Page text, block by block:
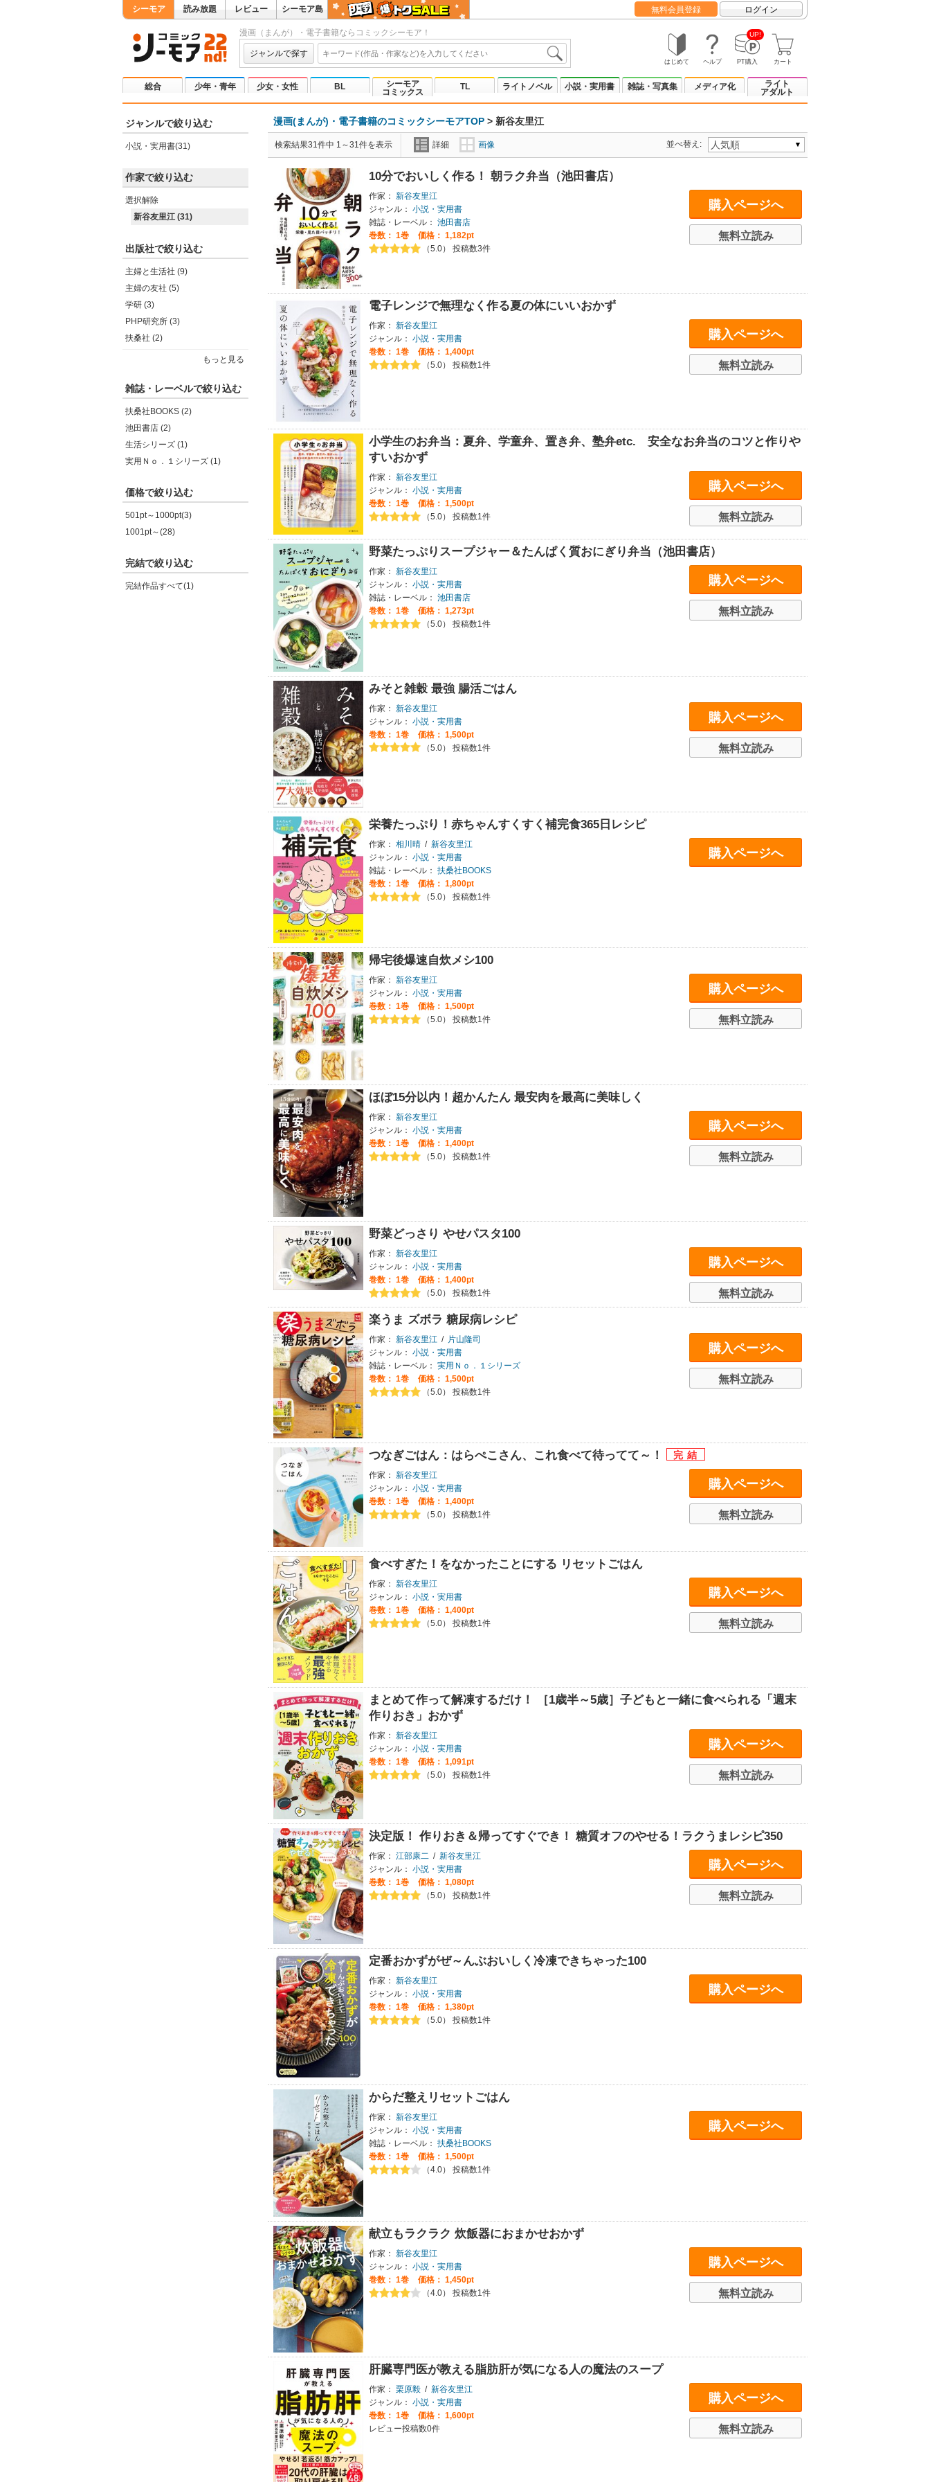
シーモア 読み放題 レビュー シーモア島 無料会員登録 ログイン
漫画（まんが）・電子書籍ならコミックシーモア！
ジャンルで探す
はじめて ヘルプ
UP!
PT購入 カート
総合 少年・青年 少女・女性 BL
シーモア
コミックス
TL ライトノベル 小説・実用書 雑誌・写真集 メディア化
ライト
アダルト
ジャンルで絞り込む
小説・実用書(31)
作家で絞り込む
選択解除
新谷友里江 (31)
出版社で絞り込む
主婦と生活社 (9)
主婦の友社 (5)
学研 (3)
PHP研究所 (3)
扶桑社 (2)
もっと見る
雑誌・レーベルで絞り込む
扶桑社BOOKS (2)
池田書店 (2)
生活シリーズ (1)
実用Ｎｏ．１シリーズ (1)
価格で絞り込む
501pt～1000pt(3)
1001pt～(28)
完結で絞り込む
完結作品すべて(1)
漫画(まんが)・電子書籍のコミックシーモアTOP > 新谷友里江
検索結果31件中 1～31件を表示 詳細 画像 並べ替え:
10分でおいしく作る！ 朝ラク弁当（池田書店）
作家： 新谷友里江
ジャンル： 小説・実用書
雑誌・レーベル： 池田書店
巻数： 1巻
価格： 1,182pt
（5.0） 投稿数3件
購入ページへ
無料立読み
電子レンジで無理なく作る夏の体にいいおかず
作家： 新谷友里江
ジャンル： 小説・実用書
巻数： 1巻
価格： 1,400pt
（5.0） 投稿数1件
購入ページへ
無料立読み
小学生のお弁当：夏弁、学童弁、置き弁、塾弁etc. 安全なお弁当のコツと作りや
すいおかず
作家： 新谷友里江
ジャンル： 小説・実用書
巻数： 1巻
価格： 1,500pt
（5.0） 投稿数1件
購入ページへ
無料立読み
野菜たっぷりスープジャー＆たんぱく質おにぎり弁当（池田書店）
作家： 新谷友里江
ジャンル： 小説・実用書
雑誌・レーベル： 池田書店
巻数： 1巻
価格： 1,273pt
（5.0） 投稿数1件
購入ページへ
無料立読み
みそと雑穀 最強 腸活ごはん
作家： 新谷友里江
ジャンル： 小説・実用書
巻数： 1巻
価格： 1,500pt
（5.0） 投稿数1件
購入ページへ
無料立読み
栄養たっぷり！赤ちゃんすくすく補完食365日レシピ
作家： 相川晴 / 新谷友里江
ジャンル： 小説・実用書
雑誌・レーベル： 扶桑社BOOKS
巻数： 1巻
価格： 1,800pt
（5.0） 投稿数1件
購入ページへ
帰宅後爆速自炊メシ100
作家： 新谷友里江
ジャンル： 小説・実用書
巻数： 1巻
価格： 1,500pt
（5.0） 投稿数1件
購入ページへ
無料立読み
ほぼ15分以内！超かんたん 最安肉を最高に美味しく
作家： 新谷友里江
ジャンル： 小説・実用書
巻数： 1巻
価格： 1,400pt
（5.0） 投稿数1件
購入ページへ
無料立読み
野菜どっさり やせパスタ100
作家： 新谷友里江
ジャンル： 小説・実用書
巻数： 1巻
価格： 1,400pt
（5.0） 投稿数1件
購入ページへ
無料立読み
楽うま ズボラ 糖尿病レシピ
作家： 新谷友里江 /
片山隆司
ジャンル： 小説・実用書
雑誌・レーベル： 実用Ｎｏ．１シリーズ
巻数： 1巻
価格： 1,500pt
（5.0） 投稿数1件
購入ページへ
無料立読み
つなぎごはん：はらぺこさん、これ食べて待ってて～！
作家： 新谷友里江
ジャンル： 小説・実用書
巻数： 1巻
価格： 1,400pt
（5.0） 投稿数1件
購入ページへ
無料立読み
食べすぎた！をなかったことにする リセットごはん
作家： 新谷友里江
ジャンル： 小説・実用書
巻数： 1巻
価格： 1,400pt
（5.0） 投稿数1件
購入ページへ
無料立読み
まとめて作って解凍するだけ！ ［1歳半～5歳］子どもと一緒に食べられる「週末
作りおき」おかず
作家： 新谷友里江
ジャンル： 小説・実用書
巻数： 1巻
価格： 1,091pt
（5.0） 投稿数1件
購入ページへ
無料立読み
決定版！ 作りおき＆帰ってすぐでき！ 糖質オフのやせる！ラクうまレシピ350
作家： 江部康二 / 新谷友里江
ジャンル： 小説・実用書
巻数： 1巻
価格： 1,080pt
（5.0） 投稿数1件
購入ページへ
無料立読み
定番おかずがぜ～んぶおいしく冷凍できちゃった100
作家： 新谷友里江
ジャンル： 小説・実用書
巻数： 1巻
価格： 1,380pt
（5.0） 投稿数1件
購入ページへ
からだ整えリセットごはん
作家： 新谷友里江
ジャンル： 小説・実用書
雑誌・レーベル： 扶桑社BOOKS
巻数： 1巻
価格： 1,500pt
（4.0） 投稿数1件
購入ページへ
献立もラクラク 炊飯器におまかせおかず
作家： 新谷友里江
ジャンル： 小説・実用書
巻数： 1巻
価格： 1,450pt
（4.0） 投稿数1件
購入ページへ
無料立読み
肝臓専門医が教える脂肪肝が気になる人の魔法のスープ
作家： 栗原毅 / 新谷友里江
ジャンル： 小説・実用書
巻数： 1巻
価格： 1,600pt
レビュー投稿数0件
購入ページへ
無料立読み